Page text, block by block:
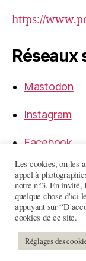
https://
Réseaux
Mastodon
Instagram
Facebook
LinkedIn
© 2026Pourtant
Politique de
Les cookies, on les
appel à
notre n°3. En invité,
quelque chose d'ici
appuyant sur
cookies de ce site.
Réglages des